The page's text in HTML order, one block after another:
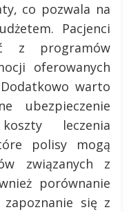
co pozwala na
Pacjenci
z programów
oferowanych
warto
ubezpieczenie
leczenia
polisy mogą
związanych z
porównanie
się z